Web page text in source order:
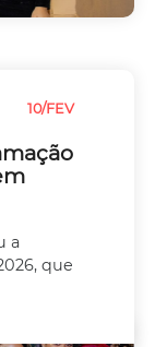
10/FEV
a
que